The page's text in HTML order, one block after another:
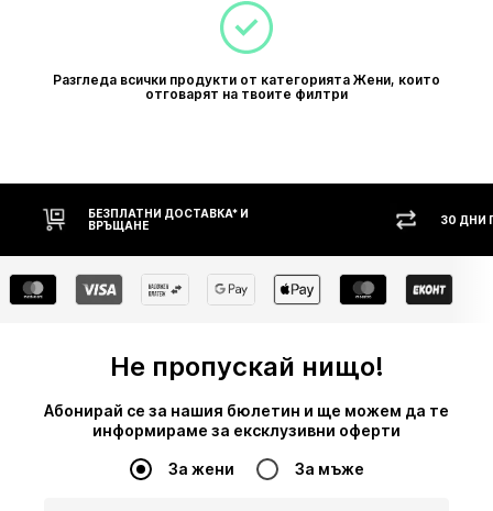
Разгледа всички продукти от категорията Жени, които
отговарят на твоите филтри
БЕЗПЛАТНИ ДОСТАВКА* И
ВРЪЩАНЕ
30 ДНИ
Не пропускай нищо!
Абонирай се за нашия бюлетин и ще можем да те
информираме за ексклузивни оферти
За жени За мъже